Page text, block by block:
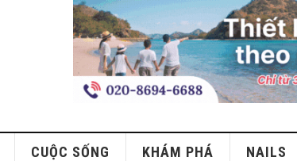
CUỘC SỐNG KHÁM PHÁ NAILS